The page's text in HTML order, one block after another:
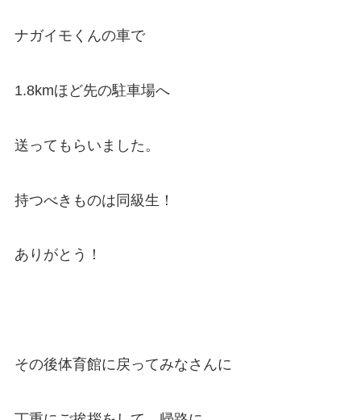
ナガイモくんの車で
1.8kmほど先の駐車場へ
送ってもらいました。
持つべきものは同級生！
ありがとう！
その後体育館に戻ってみなさんに